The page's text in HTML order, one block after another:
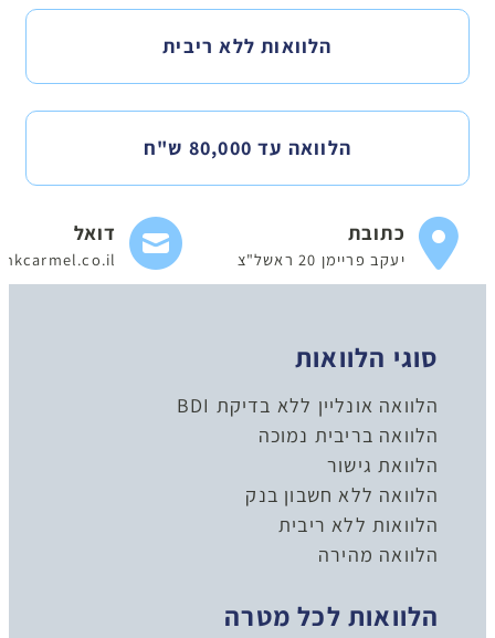
הלוואות ללא ריבית
הלוואה עד 80,000 ש"ח
כתובת
יעקב פריימן 20 ראשל"צ
דואל
סוגי הלוואות
הלוואה אונליין ללא בדיקת BDI
הלוואה בריבית נמוכה
הלוואת גישור
הלוואה ללא חשבון בנק
הלוואות ללא ריבית
הלוואה מהירה
הלוואות לכל מטרה